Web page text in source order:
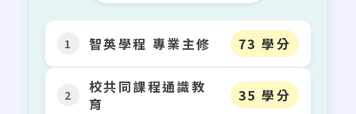
1 智英學程 專業主修 73 學分
2
校共同課程通識教
育
35 學分